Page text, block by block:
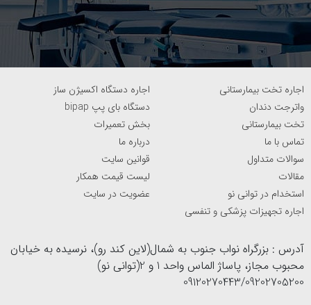
اجاره تخت بیمارستانی
اجاره دستگاه اکسیژن ساز
واترجت دندان
دستگاه بای پپ bipap
تخت بیمارستانی
بخش تعمیرات
تماس با ما
درباره ما
سوالات متداول
قوانین سایت
مقالات
لیست قیمت همکار
استخدام در توانی نو
عضویت در سایت
اجاره تجهیزات پزشکی و تنفسی
آدرس : بزرگراه نواب جنوب به شمال(لاین کند رو)، نرسیده به خیابان
محبوب مجاز، پاساژ الماس واحد 1 و 2(توانی نو)
09120270443/09202705200